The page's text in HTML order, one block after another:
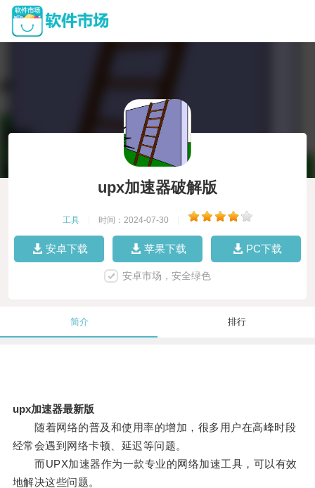
upx加速器破解版
工具 时间：2024-07-30
安卓下载 苹果下载 PC下载
安卓市场，安全绿色
简介 排行
upx加速器最新版
随着网络的普及和使用率的增加，很多用户在高峰时段
经常会遇到网络卡顿、延迟等问题。
而UPX加速器作为一款专业的网络加速工具，可以有效
地解决这些问题。